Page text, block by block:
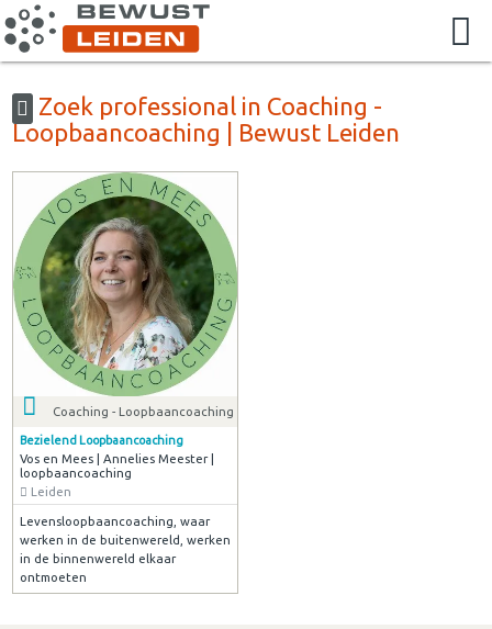
Zoek professional in Coaching -
Loopbaancoaching | Bewust Leiden
Coaching - Loopbaancoaching
Bezielend Loopbaancoaching
Vos en Mees | Annelies Meester |
loopbaancoaching
Leiden
Levensloopbaancoaching, waar
werken in de buitenwereld, werken
in de binnenwereld elkaar
ontmoeten